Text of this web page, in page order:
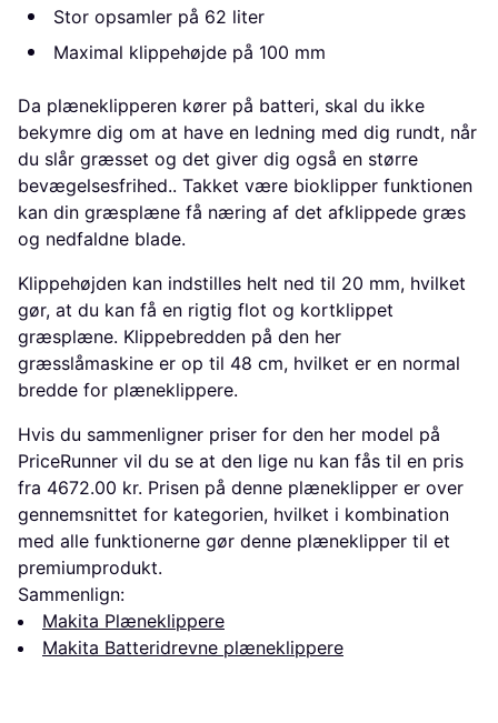
Stor opsamler på 62 liter
Maximal klippehøjde på 100 mm
Da plæneklipperen kører på batteri, skal du ikke
bekymre dig om at have en ledning med dig rundt, når
du slår græsset og det giver dig også en større
bevægelsesfrihed.. Takket være bioklipper funktionen
kan din græsplæne få næring af det afklippede græs
og nedfaldne blade.
Klippehøjden kan indstilles helt ned til 20 mm, hvilket
gør, at du kan få en rigtig flot og kortklippet
græsplæne. Klippebredden på den her
græsslåmaskine er op til 48 cm, hvilket er en normal
bredde for plæneklippere.
Hvis du sammenligner priser for den her model på
PriceRunner vil du se at den lige nu kan fås til en pris
fra 4672.00 kr. Prisen på denne plæneklipper er over
gennemsnittet for kategorien, hvilket i kombination
med alle funktionerne gør denne plæneklipper til et
premiumprodukt.
Sammenlign:
Makita Plæneklippere
Makita Batteridrevne plæneklippere